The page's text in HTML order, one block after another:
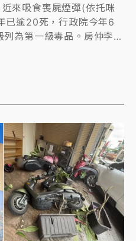
近來吸食喪屍煙彈(依托咪
已逾20死，行政院今年6
為第一級毒品。房仲李家
彈開車，在新北淡水區
大生慘死、2名騎士骨
2日）辯論，陳母抱著兒
永隔。陳母哀痛說：「早
放手。」庭內公訴檢察官
院今依不能安全駕駛致人